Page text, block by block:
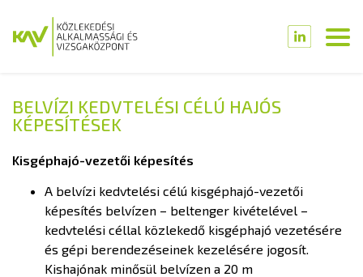
BELVÍZI KEDVTELÉSI CÉLÚ HAJÓS
KÉPESÍTÉSEK
Kisgéphajó-vezetői képesítés
A belvízi kedvtelési célú kisgéphajó-vezetői
képesítés belvízen – beltenger kivételével –
kedvtelési céllal közlekedő kisgéphajó vezetésére
és gépi berendezéseinek kezelésére jogosít.
Kishajónak minősül belvízen a 20 m